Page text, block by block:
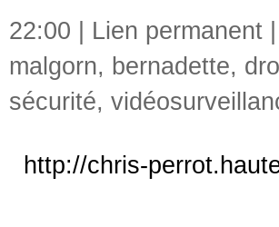
22:00 | Lien permanent
malgorn, bernadette,
sécurité,
http://chris-